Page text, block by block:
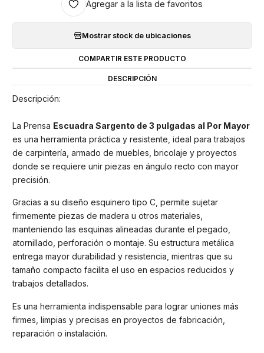
Agregar a la lista de favoritos
Mostrar stock de ubicaciones
COMPARTIR ESTE PRODUCTO
DESCRIPCIÓN
Descripción:
La Prensa Escuadra Sargento de 3 pulgadas al Por Mayor
es una herramienta práctica y resistente, ideal para trabajos
de carpintería, armado de muebles, bricolaje y proyectos
donde se requiere unir piezas en ángulo recto con mayor
precisión.
Gracias a su diseño esquinero tipo C, permite sujetar
firmemente piezas de madera u otros materiales,
manteniendo las esquinas alineadas durante el pegado,
atornillado, perforación o montaje. Su estructura metálica
entrega mayor durabilidad y resistencia, mientras que su
tamaño compacto facilita el uso en espacios reducidos y
trabajos detallados.
Es una herramienta indispensable para lograr uniones más
firmes, limpias y precisas en proyectos de fabricación,
reparación o instalación.